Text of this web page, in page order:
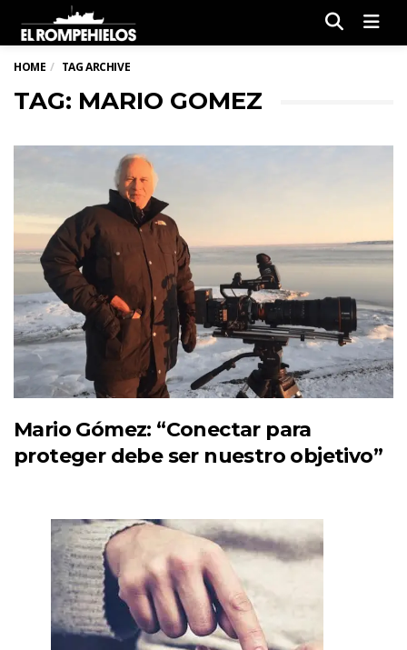
HOME TAG ARCHIVE
TAG: MARIO GOMEZ
Mario Gómez: “Conectar para
proteger debe ser nuestro objetivo”